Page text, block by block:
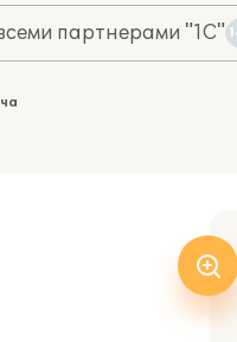
партнерами "1С"